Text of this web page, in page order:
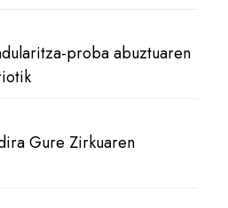
proba abuztuaren
Gure Zirkuaren